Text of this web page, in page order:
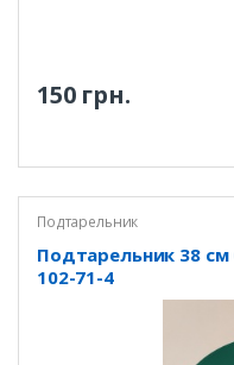
150 грн.
Подтарельник
Подтарельник 38
102-71-4